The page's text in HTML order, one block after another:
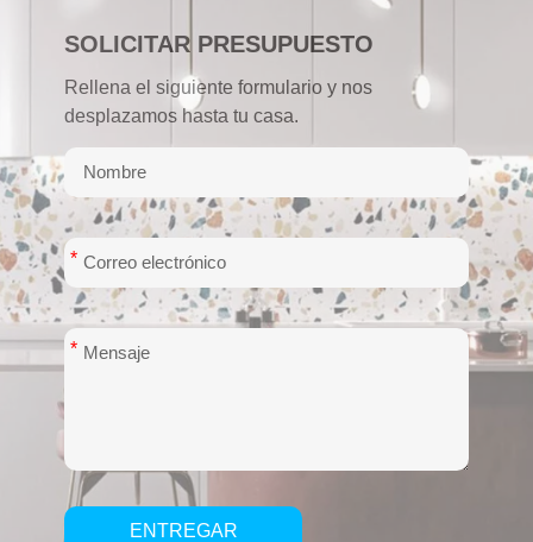
SOLICITAR PRESUPUESTO
Rellena el siguiente formulario y nos
desplazamos hasta tu casa.
*
*
ENTREGAR